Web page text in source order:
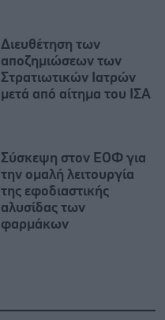
Διευθέτηση των
αποζημιώσεων των
Στρατιωτικών Ιατρών
μετά από αίτημα του ΙΣΑ
Σύσκεψη στον ΕΟΦ για
την ομαλή λειτουργία
της εφοδιαστικής
αλυσίδας των
φαρμάκων